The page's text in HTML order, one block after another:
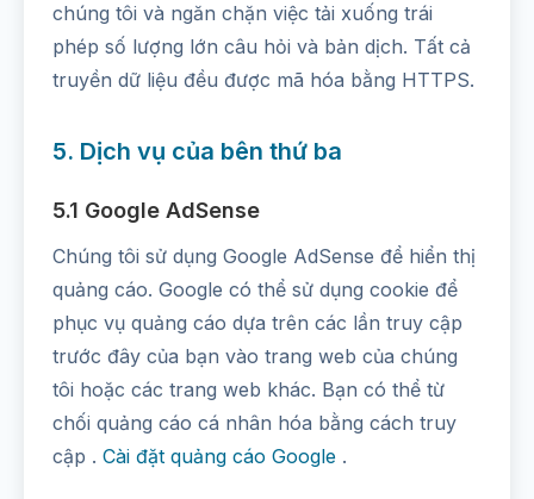
chúng tôi và ngăn chặn việc tải xuống trái
phép số lượng lớn câu hỏi và bản dịch. Tất cả
truyền dữ liệu đều được mã hóa bằng HTTPS.
5. Dịch vụ của bên thứ ba
5.1 Google AdSense
Chúng tôi sử dụng Google AdSense để hiển thị
quảng cáo. Google có thể sử dụng cookie để
phục vụ quảng cáo dựa trên các lần truy cập
trước đây của bạn vào trang web của chúng
tôi hoặc các trang web khác. Bạn có thể từ
chối quảng cáo cá nhân hóa bằng cách truy
cập . Cài đặt quảng cáo Google .